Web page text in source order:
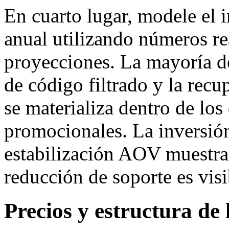
En cuarto lugar, modele el
anual utilizando números
proyecciones. La mayoría
de código filtrado y la
se materializa dentro de
promocionales. La
estabilización AOV
reducción de soporte es
Precios y estructura de